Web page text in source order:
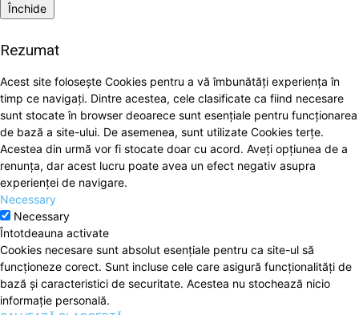
Închide
Rezumat
Acest site folosește Cookies pentru a vă îmbunătăți experiența în
timp ce navigați. Dintre acestea, cele clasificate ca fiind necesare
sunt stocate în browser deoarece sunt esențiale pentru funcționarea
de bază a site-ului. De asemenea, sunt utilizate Cookies terțe.
Acestea din urmă vor fi stocate doar cu acord. Aveți opțiunea de a
renunța, dar acest lucru poate avea un efect negativ asupra
experienței de navigare.
Necessary
Necessary
Întotdeauna activate
Cookies necesare sunt absolut esențiale pentru ca site-ul să
funcționeze corect. Sunt incluse cele care asigură funcționalități de
bază și caracteristici de securitate. Acestea nu stochează nicio
informație personală.